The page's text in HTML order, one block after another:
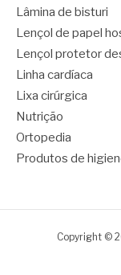
Lâmina de bisturi
Lençol de papel
Lençol protetor
Linha cardíaca
Lixa cirúrgica
Nutrição
Ortopedia
Produtos de
Copyright ©